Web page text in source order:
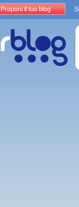
Proponi il tuo blog